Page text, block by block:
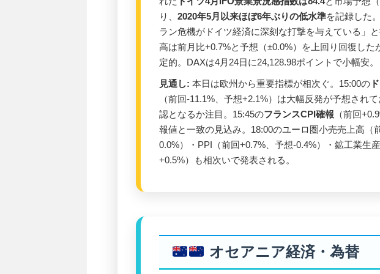
り、 2020年5月以来ほぼ6年ぶりの低水準を記録した
ラン危機がドイツ経済に深刻な打撃を与えている」
高は前月比+0.7%と予想（±0.0%）を上回り回復した
定的。DAXは4月24日に24,128.98ポイントで小幅安。
見通し: 本日は欧州から重要指標が相次ぐ。15:00の
（前回-11.1%、予想+2.1%）は大幅反発が予想され
認となるか注目。15:45のフランスCPI確報 （前回
報値と一致の見込み。18:00のユーロ圏小売売上高（
0.0%）・PPI（前回+0.7%、予想-0.4%）・鉱工業生
+0.5%）も相次いで発表される。
オセアニア経済・為替